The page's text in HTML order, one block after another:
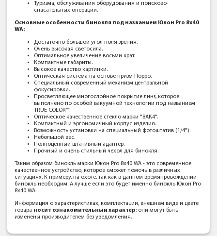
Туризма, обслуживания оборудования и поисково-
спасательных операций.
Основные особенности бинокля под названием Юкон Pro 8x40
WA:
Достаточно большой угол поля зрения.
Очень высокая светосила.
Оптимальное увеличение восьми крат.
Компактные габариты.
Высокое качество картинки.
Оптическая система на основе призм Порро.
Специальный современный механизм центральной
фокусировки.
Просветляющее многослойное покрытие линз, которое
выполнено по особой вакуумной технологии под названием
TRUE COLOR™.
Оптическое качественное стекло марки "ВАК4".
Компактный и эргономичный корпус изделия.
Возможность установки на специальный фотоштатив (1/4").
Небольшой вес.
Полноценный штативный адаптер.
Прочный и очень стильный чехол для бинокля.
Таким образом бинокль марки Юкон Pro 8x40 WA - это современное
качественное устройство, которое сможет помочь в различных
ситуациях. К примеру, на охоте, так как в данном времяпровождении
бинокль необходим. А лучше если это будет именно бинокль Юкон Pro
8x40 WA.
Информация о характеристиках, комплектации, внешнем виде и цвете
товара носит ознакомительный характер; они могут быть
изменены производителем без уведомления.